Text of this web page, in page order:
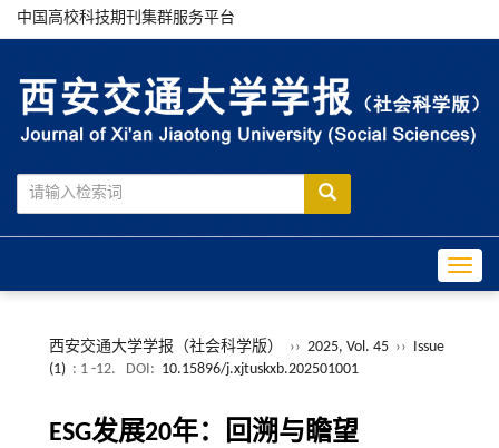
中国高校科技期刊集群服务平台
西安交通大学学报（社会科学版） ›› 2025, Vol. 45 ›› Issue
(1) : 1 -12. DOI: 10.15896/j.xjtuskxb.202501001
ESG发展20年：回溯与瞻望